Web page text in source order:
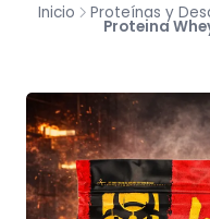
Inicio Proteínas y
Proteina